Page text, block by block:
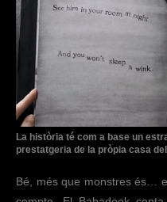
La història té com a base un
prestatgeria de la pròpia casa
Bé, més que monstres és…